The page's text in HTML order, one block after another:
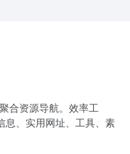
合资源导航。效率工
息、实用网址、工具、素